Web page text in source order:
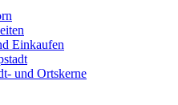
Einkaufen
und Ortskerne